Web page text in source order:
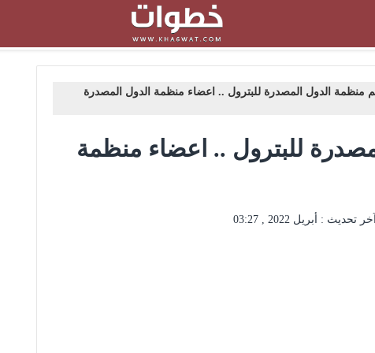
منظمة الدول المصدرة للبترول .. اعضاء منظمة الدول المصدرة
للبترول .. اعضاء منظمة
آخر تحديث : أبريل 2022 , 03:27